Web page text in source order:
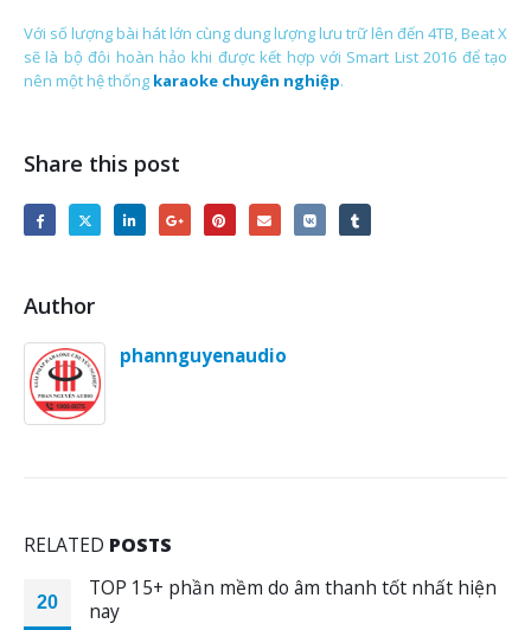
Với số lượng bài hát lớn cùng dung lượng lưu trữ lên đến 4TB, Beat X
sẽ là bộ đôi hoàn hảo khi được kết hợp với Smart List 2016 để tạo
nên một hệ thống karaoke chuyên nghiệp.
Share this post
Author
phannguyenaudio
RELATED POSTS
20
TOP 15+ phần mềm do âm thanh tốt nhất hiện
nay